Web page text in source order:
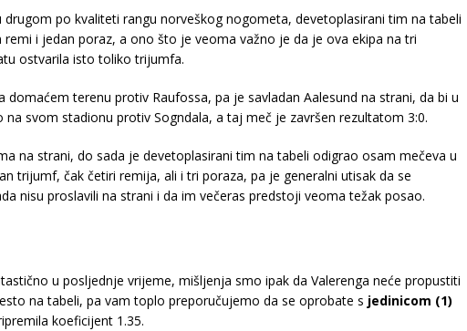
po kvaliteti rangu norveškog nogometa, devetoplasirani tim na tabeli
i jedan poraz, a ono što je veoma važno je da je ova ekipa na tri
ostvarila isto toliko trijumfa.
domaćem terenu protiv Raufossa, pa je savladan Aalesund na strani, da bi u
na svom stadionu protiv Sogndala, a taj meč je završen rezultatom 3:0.
na strani, do sada je devetoplasirani tim na tabeli odigrao osam mečeva u
trijumf, čak četiri remija, ali i tri poraza, pa je generalni utisak da se
nisu proslavili na strani i da im večeras predstoji veoma težak posao.
u posljednje vrijeme, mišljenja smo ipak da Valerenga neće propustiti
na tabeli, pa vam toplo preporučujemo da se oprobate s jedinicom (1)
koeficijent 1.35.